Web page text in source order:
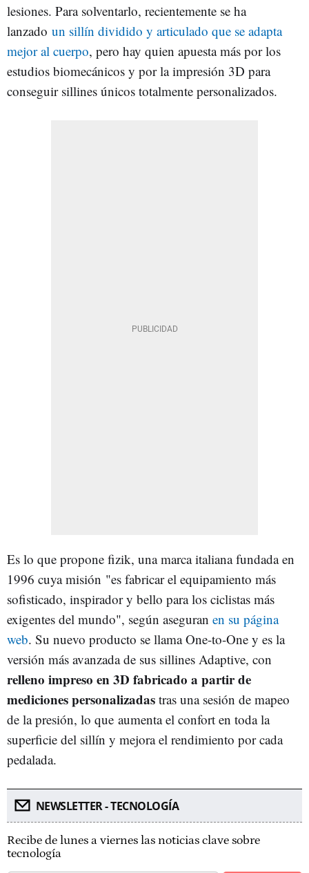
lesiones. Para solventarlo, recientemente se ha
lanzado un sillín dividido y articulado que se adapta
mejor al cuerpo, pero hay quien apuesta más por los
estudios biomecánicos y por la impresión 3D para
conseguir sillines únicos totalmente personalizados.
Es lo que propone fizik, una marca italiana fundada en
1996 cuya misión "es fabricar el equipamiento más
sofisticado, inspirador y bello para los ciclistas más
exigentes del mundo", según aseguran en su página
web. Su nuevo producto se llama One-to-One y es la
versión más avanzada de sus sillines Adaptive, con
relleno impreso en 3D fabricado a partir de
mediciones personalizadas tras una sesión de mapeo
de la presión, lo que aumenta el confort en toda la
superficie del sillín y mejora el rendimiento por cada
pedalada.
NEWSLETTER - TECNOLOGÍA
Recibe de lunes a viernes las noticias clave sobre
tecnología